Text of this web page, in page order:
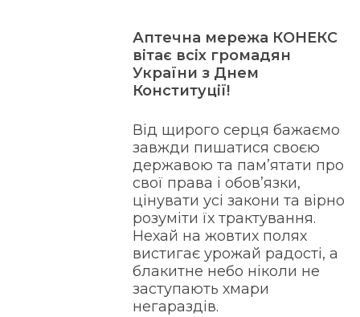
Аптечна мережа КОНЕКС
вітає всіх громадян
України з Днем
Конституції!
Від щирого серця бажаємо
завжди пишатися своєю
державою та пам’ятати про
свої права і обов’язки,
цінувати усі закони та вірно
розуміти їх трактування.
Нехай на жовтих полях
вистигає урожай радості, а
блакитне небо ніколи не
заступають хмари
негараздів.